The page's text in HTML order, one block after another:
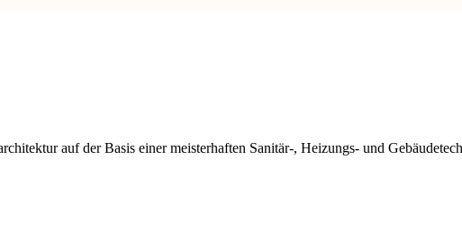
auf der Basis einer meisterhaften Sanitär-, Heizungs- und